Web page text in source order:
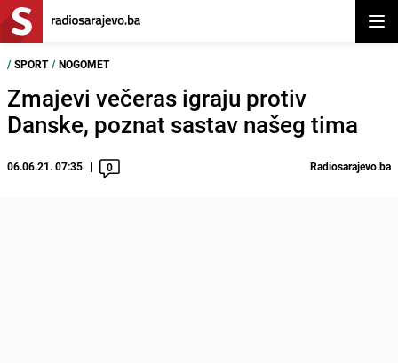
/ SPORT / NOGOMET
Zmajevi večeras igraju protiv
Danske, poznat sastav našeg tima
06.06.21. 07:35 0 Radiosarajevo.ba